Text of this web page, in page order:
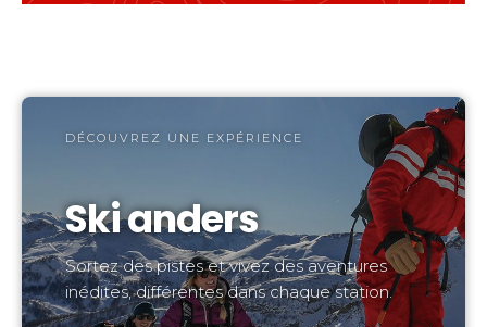
DÉCOUVREZ UNE EXPÉRIENCE
Ski anders
Sortez des pistes et vivez des aventures
inédites, différentes dans chaque station.